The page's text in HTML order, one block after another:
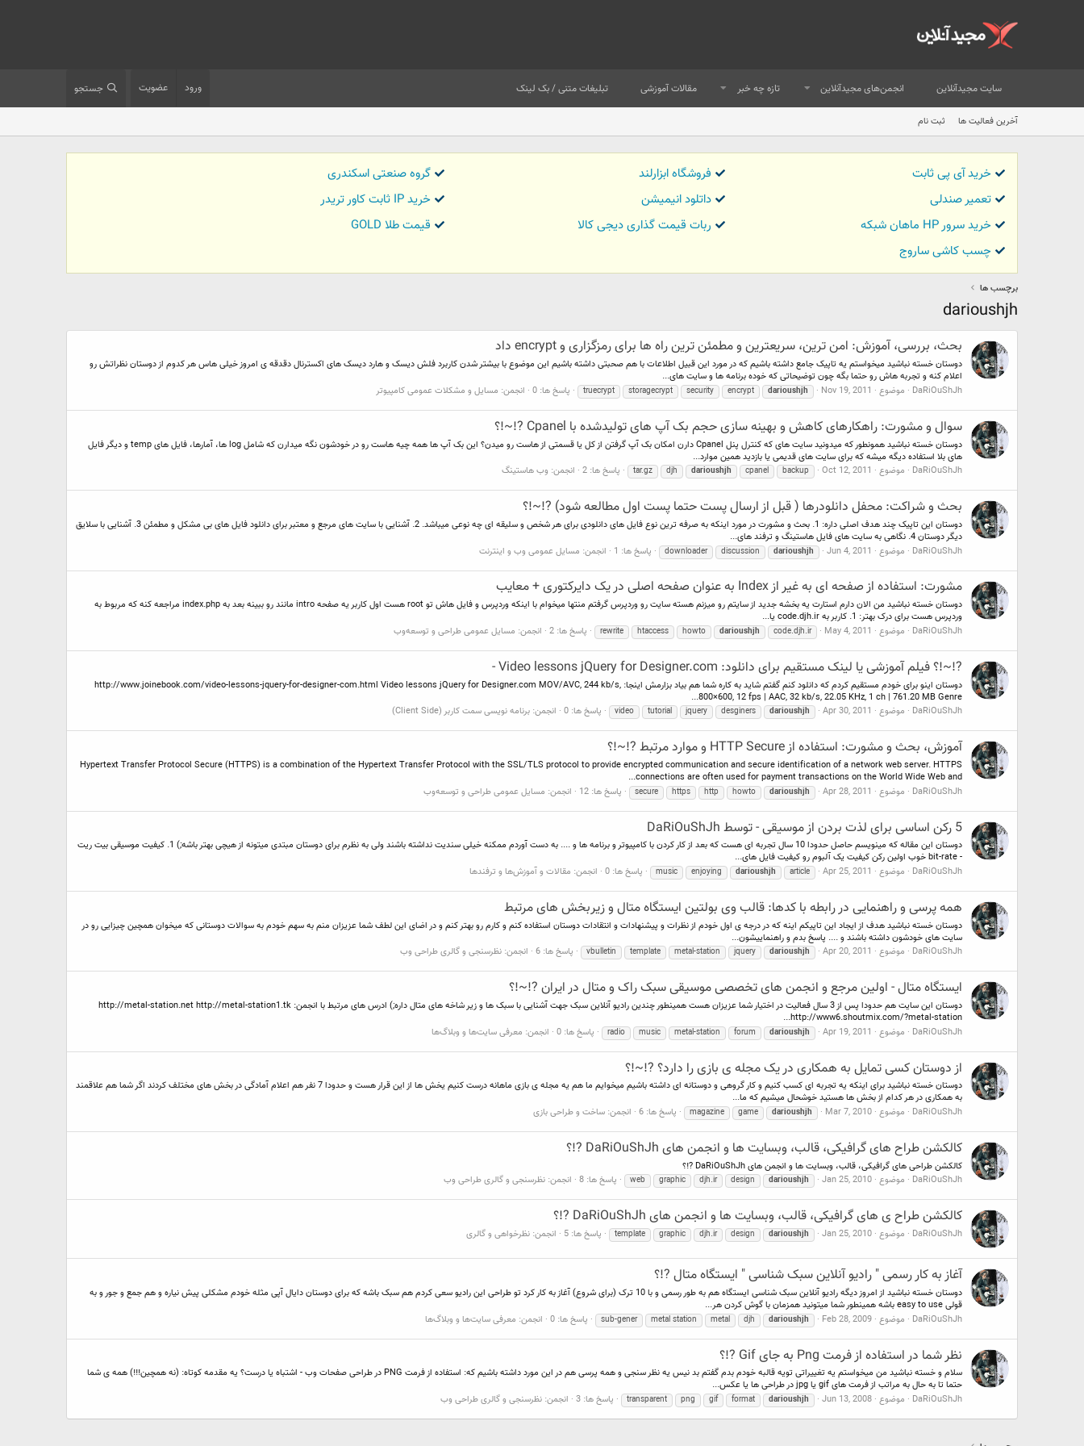
سایت مجیدآنلاین انجمن‌های مجیدآنلاین تازه چه خبر مقالات آموزشی تبلیغات متنی / بک لینک ورود عضویت جستجو
آخرین فعالیت ها ثبت نام
خرید آی پی ثابت فروشگاه ابزارلند
گروه صنعتی اسکندری
تعمیر صندلی
داتلود انیمیشن
خرید IP ثابت کاور تریدر
خرید سرور HP ماهان شبکه
ربات قیمت گذاری دیجی کالا
قیمت طلا GOLD
چسب کاشی ساروج
برچسب ها
darioushjh
بحث، بررسی، آموزش: امن ترین، سریعترین و مطمئن ترین راه ها برای رمزگزاری و encrypt داد
دوستان خسته نباشید میخواستم یه تاپیک جامع داشته باشیم که در مورد این قبیل اطلاعات با هم صحبتی داشته باشیم این موضوع با بیشتر شدن کاربرد فلش دیسک و هارد دیسک های اکسترنال دقدقه ی امروز خیلی هاس هر کدوم از دوستان نظراتش رو
اعلام کنه و تجربه هاش رو حتما بگه چون توضیحاتی که خوده برنامه ها و سایت های...
DaRiOuShJh
موضوع Nov 19, 2011
darioushjh
encrypt
security
storagecrypt
truecrypt پاسخ ها: 0 انجمن: مسایل و مشکلات عمومی کامپیوتر
سوال و مشورت: راهکارهای کاهش و بهینه سازی حجم بک آپ های تولیدشده با Cpanel ?!~!؟
دوستان خسته نباشید همونطور که میدونید سایت های که کنترل پنل Cpanel دارن امکان بک آپ گرفتن از کل یا قسمتی از هاست رو میدن؟ این بک آپ ها همه چیه هاست رو در خودشون نگه میدارن که شامل log ها، آمارها، فایل های temp و دیگر فایل
های بلا استفاده دیگه میشه که برای سایت های قدیمی یا بازدید همین موارد...
DaRiOuShJh
موضوع Oct 12, 2011
backup
cpanel
darioushjh
djh
tar.gz پاسخ ها: 2 انجمن: وب هاستینگ
بحث و شراکت: محفل دانلودرها ( قبل از ارسال پست حتما پست اول مطالعه شود) ?!~!؟
دوستان این تاپیک چند هدف اصلی داره: 1. بحث و مشورت در مورد اینکه به صرفه ترین نوع فایل های دانلودی برای هر شخص و سلیقه ای چه نوعی میباشد. 2. آشنایی با سایت های مرجع و معتبر برای دانلود فایل های بی مشکل و مطمئن 3. آشنایی با سلایق
دیگر دوستان 4. نگاهی به سایت های فایل هاستینگ و ترفند های...
DaRiOuShJh
موضوع Jun 4, 2011
darioushjh
discussion
downloader پاسخ ها: 1 انجمن: مسایل عمومی وب و اینترنت
مشورت: استفاده از صفحه ای به غیر از Index به عنوان صفحه اصلی در یک دایرکتوری + معایب
دوستان خسته نباشید من الان دارم استارت یه بخشه جدید از سایتم رو میزنم هسته سایت رو وردپرس گرفتم منتها میخوام با اینکه وردپرس و فایل هاش تو root هست اول کاربر یه صفحه intro مانند رو ببینه بعد به index.php مراجعه کنه که مربوط به
وردپرس هست برای درک بهتر: 1. کاربر به code.djh.ir یا...
DaRiOuShJh
موضوع May 4, 2011
code.djh.ir
darioushjh
howto
htaccess
rewrite پاسخ ها: 2 انجمن: مسایل عمومی طراحی و توسعه‌وب
?!~!؟ فیلم آموزشی یا لینک مستقیم برای دانلود: Video lessons jQuery for Designer.com -
دوستان اینو برای خودم مستقیم کردم که دانلود کنم گفتم شاید به کاره شما هم بیاد بزارمش اینجا: http://www.joinebook.com/video-lessons-jquery-for-designer-com.html Video lessons jQuery for Designer.com MOV/AVC, 244 kb/s,
800×600, 12 fps | AAC, 32 kb/s, 22.05 KHz, 1 ch | 761.20 MB Genre...
DaRiOuShJh
موضوع Apr 30, 2011
darioushjh
desginers
jquery
tutorial
video پاسخ ها: 0 انجمن: برنامه نویسی سمت کاربر (Client Side)
آموزش، بحث و مشورت: استفاده از HTTP Secure و موارد مرتبط ?!~!؟
Hypertext Transfer Protocol Secure (HTTPS) is a combination of the Hypertext Transfer Protocol with the SSL/TLS protocol to provide encrypted communication and secure identification of a network web server. HTTPS
connections are often used for payment transactions on the World Wide Web and...
DaRiOuShJh
موضوع Apr 28, 2011
darioushjh
howto
http
https
secure پاسخ ها: 12 انجمن: مسایل عمومی طراحی و توسعه‌وب
5 رکن اساسی برای لذت بردن از موسیقی - توسط DaRiOuShJh
دوستان این مقاله که مینویسم حاصل حدودا 10 سال تجربه ای هست که بعد از کار کردن با کامپیوتر و برنامه ها و .... به دست آوردم ممکنه خیلی سندیت نداشته باشند ولی به نظرم برای دوستان مبتدی میتونه از هیچی بهتر باشه;) 1. کیفیت موسیقی بیت ریت
- bit-rate خوب اولین رکن کیفیت یک آلبوم رو کیفیت فایل های...
DaRiOuShJh
موضوع Apr 25, 2011
article
darioushjh
enjoying
music پاسخ ها: 0 انجمن: مقالات و آموزش‌ها و ترفندها
همه پرسی و راهنمایی در رابطه با کدها: قالب وی بولتین ایستگاه متال و زیربخش های مرتبط
دوستان خسته نباشید هدف از ایجاد این تاپیکم اینه که در درجه ی اول خودم از نظرات و پیشنهادات و انتقادات دوستان استفاده کنم و کارم رو بهتر کنم و در اضای این لطف شما عزیزان منم به سهم خودم به سوالات دوستانی که میخوان همچین چیزایی رو در
سایت های خودشون داشته باشند و .... پاسخ بدم و راهنماییشون...
DaRiOuShJh
موضوع Apr 20, 2011
darioushjh
jquery
metal-station
template
vbulletin پاسخ ها: 6 انجمن: نظرسنجی و گالری طراحی وب
ایستگاه متال - اولین مرجع و انجمن های تخصصی موسیقی سبک راک و متال در ایران ?!~!؟
دوستان این سایت هم حدودا پس از 3 سال فعالیت در اختیار شما عزیزان هست همینطور چندین رادیو آنلاین سبک جهت آشنایی با سبک ها و زیر شاخه های متال داره;) ادرس های مرتبط با انجمن: http://metal-station.net http://metal-station1.tk
http://www6.shoutmix.com/?metal-station...
DaRiOuShJh
موضوع Apr 19, 2011
darioushjh
forum
metal-station
music
radio پاسخ ها: 0 انجمن: معرفی سایت‌ها و وبلاگ‌ها
از دوستان کسی تمایل به همکاری در یک مجله ی بازی را دارد؟ ?!~!؟
دوستان خسته نباشید برای اینکه یه تجربه ای کسب کنیم و کار گروهی و دوستانه ای داشته باشیم میخوایم ما هم یه مجله ی بازی ماهانه درست کنیم یخش ها از این قرار هست و حدودا 7 نفر هم اعلام آمادگی در بخش های مختلف کردند اگر شما هم علاقمند
به همکاری در هر کدام از بخش ها هستید خوشحال میشیم که ما...
DaRiOuShJh
موضوع Mar 7, 2010
darioushjh
game
magazine پاسخ ها: 6 انجمن: ساخت و طراحی بازی
کالکشن طراح های گرافیکی، قالب، وبسایت ها و انجمن های DaRiOuShJh ?!؟
کالکشن طراحی های گرافیکی، قالب، وبسایت ها و انجمن های DaRiOuShJh ?!؟
DaRiOuShJh
موضوع Jan 25, 2010
darioushjh
design
djh.ir
graphic
web پاسخ ها: 8 انجمن: نظرسنجی و گالری طراحی وب
کالکشن طراح ی های گرافیکی، قالب، وبسایت ها و انجمن های DaRiOuShJh ?!؟
DaRiOuShJh موضوع Jan 25, 2010
darioushjh
design
djh.ir
graphic
template پاسخ ها: 5 انجمن: نظرخواهی و گالری
آغاز به کار رسمی " رادیو آنلاین سبک شناسی " ایستگاه متال ?!؟
دوستان خسته نباشید از امروز دیگه رادیو آنلاین سبک شناسی ایستگاه هم به طور رسمی و با 10 ترک (برای شروع) آغاز به کار کرد تو طراحی این رادیو سعی کردم هم سبک باشه که برای دوستان دایال آپی مثله خودم مشکلی پیش نیاره و هم جمع و جور و به
قولی easy to use باشه همینطور شما میتونید همزمان با گوش کردن هر...
DaRiOuShJh
موضوع Feb 28, 2009
darioushjh
djh
metal
metal station
sub-gener پاسخ ها: 0 انجمن: معرفی سایت‌ها و وبلاگ‌ها
نظر شما در استفاده از فرمت Png به جای Gif ?!؟
سلام و خسته نباشید من میخواستم یه تغییراتی تویه قالبه خودم بدم گفتم بد نیس یه نظر سنجی و همه پرسی هم در این مورد داشته باشیم که: استفاده از فرمت PNG در طراحی صفحات وب - اشتباه یا درست؟ یه مقدمه کوتاه: (نه همچین!!!) همه ی شما
حتما تا به حال به مراتب از فرمت های gif یا jpg در طراحی ها یا عکس...
DaRiOuShJh
موضوع Jun 13, 2008
darioushjh
format
gif
png
transparent پاسخ ها: 3 انجمن: نظرسنجی و گالری طراحی وب